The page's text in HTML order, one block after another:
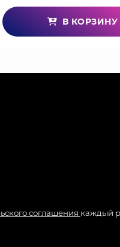
В КОРЗИНУ
соглашения каждый